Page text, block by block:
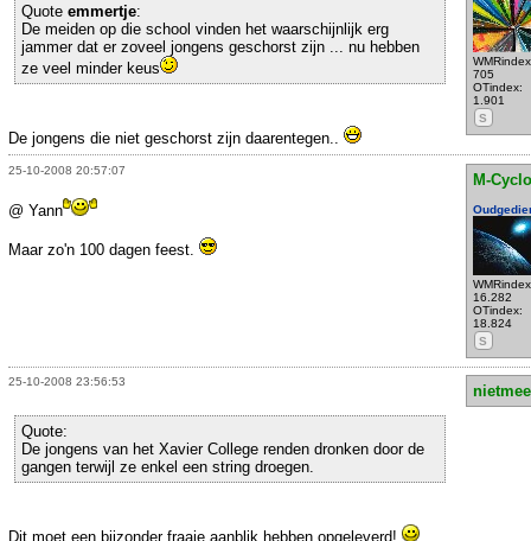
705
OTindex:
1.901
S
Quote emmertje:
De meiden op die school vinden het waarschijnlijk erg
jammer dat er zoveel jongens geschorst zijn ... nu hebben
ze veel minder keus
De jongens die niet geschorst zijn daarentegen..
25-10-2008 20:57:07
M-
16.282
OTindex:
18.824
S
@ Yann
Maar zo'n 100 dagen feest.
25-10-2008 23:56:53
Quote:
De jongens van het Xavier College renden dronken door de
gangen terwijl ze enkel een string droegen.
Dit moet een bijzonder fraaie aanblik hebben opgeleverd!